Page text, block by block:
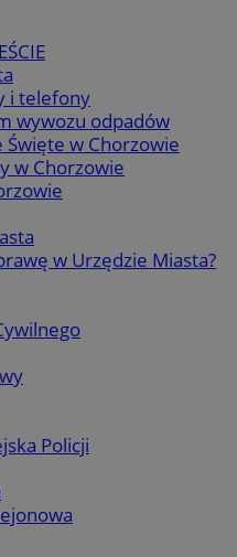
i telefony
wywozu odpadów
Święte w Chorzowie
w Chorzowie
w Urzędzie Miasta?
Policji